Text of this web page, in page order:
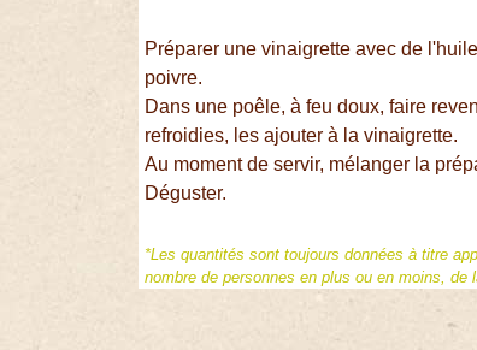
Préparer une vinaigrette avec de
poivre.
Dans une poêle, à feu doux, faire
refroidies, les ajouter à la vinaigrette.
Au moment de servir, mélanger la
Déguster.
*Les quantités sont toujours données à titre
nombre de personnes en plus ou en moins,